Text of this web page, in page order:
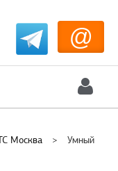
@
Москва >
Умный